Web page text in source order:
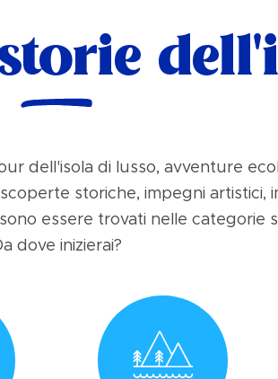
dell'isola di lusso, avventure
storiche, impegni artistici,
essere trovati nelle categorie
dove inizierai?